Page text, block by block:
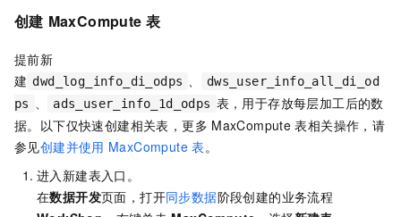
创建 MaxCompute 表
提前新
建 dwd_log_info_di_odps
dws_user_info_all_di_od
ps
ads_user_info_1d_odps 表，用于存放每层加工后的数
据。以下仅快速创建相关表，更多 MaxCompute 表相关操作，请
参见创建并使用 MaxCompute 表 。
进入新建表入口。
在数据开发页面，打开同步数据阶段创建的业务流程